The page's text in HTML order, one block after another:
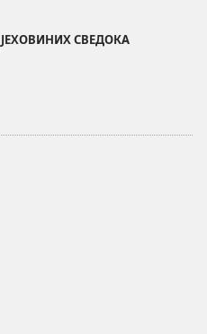
опстати?
оптимизам
опстати?
оптимизам
СВЕДОКА